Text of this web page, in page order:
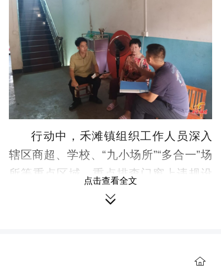
行动中，禾滩镇组织工作人员深入
辖区商超、学校、“九小场所”“多合一”场
所等重点区域，重点排查门窗上违规设
置的影响逃生和灭火救援的防盗网、铁
点击查看全文
